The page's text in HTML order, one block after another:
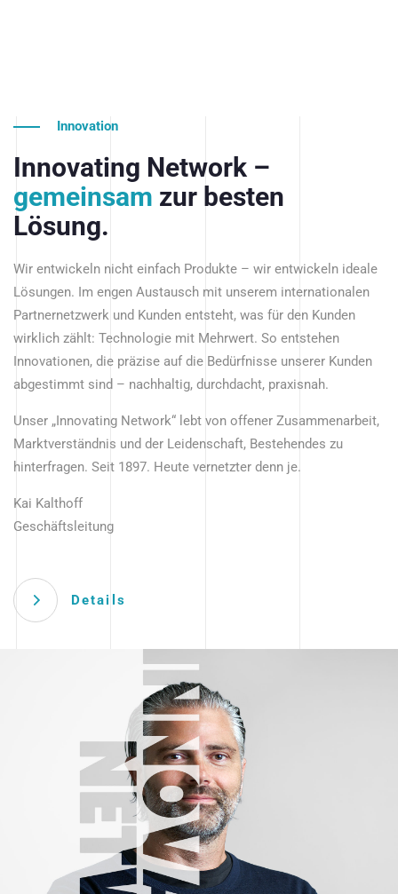
Innovation
Innovating Network –
gemeinsam zur besten
Lösung.
Wir entwickeln nicht einfach Produkte – wir entwickeln ideale
Lösungen. Im engen Austausch mit unserem internationalen
Partnernetzwerk und Kunden entsteht, was für den Kunden
wirklich zählt: Technologie mit Mehrwert. So entstehen
Innovationen, die präzise auf die Bedürfnisse unserer Kunden
abgestimmt sind – nachhaltig, durchdacht, praxisnah.
Unser „Innovating Network“ lebt von offener Zusammenarbeit,
Marktverständnis und der Leidenschaft, Bestehendes zu
hinterfragen. Seit 1897. Heute vernetzter denn je.
Kai Kalthoff
Geschäftsleitung
Details